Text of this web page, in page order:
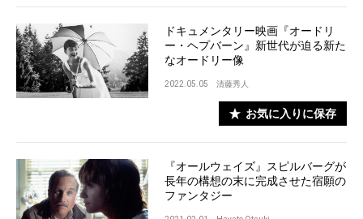
ドキュメンタリー映画『オードリ
ー・ヘプバーン』新世代が迫る新た
なオードリー像
2022.05.05 清藤秀人
お気に入りに保存
『オールウェイズ』スピルバーグが
長年の構想の末に完成させた宿願の
ファンタジー